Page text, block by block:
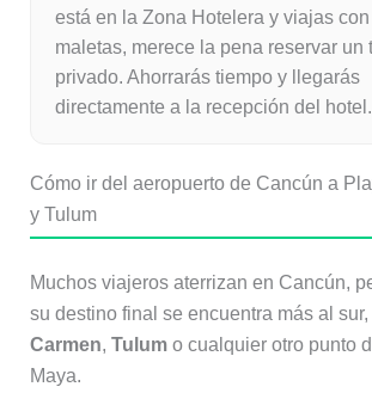
está en la Zona Hotelera y viajas
maletas, merece la pena reservar un
privado. Ahorrarás tiempo y llegarás
directamente a la recepción del hotel.
Cómo ir del aeropuerto de Cancún a
y Tulum
Muchos viajeros aterrizan en Cancún,
su destino final se encuentra más al sur,
Carmen, Tulumo cualquier otro punto
Maya.